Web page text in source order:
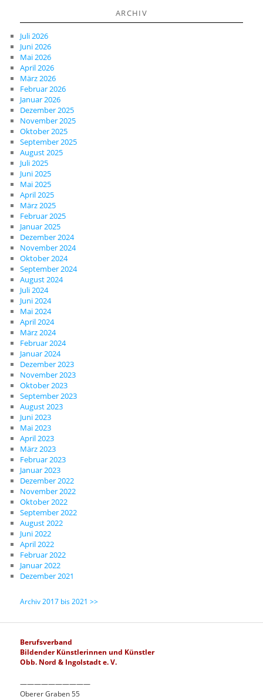
ARCHIV
Juli 2026
Juni 2026
Mai 2026
April 2026
März 2026
Februar 2026
Januar 2026
Dezember 2025
November 2025
Oktober 2025
September 2025
August 2025
Juli 2025
Juni 2025
Mai 2025
April 2025
März 2025
Februar 2025
Januar 2025
Dezember 2024
November 2024
Oktober 2024
September 2024
August 2024
Juli 2024
Juni 2024
Mai 2024
April 2024
März 2024
Februar 2024
Januar 2024
Dezember 2023
November 2023
Oktober 2023
September 2023
August 2023
Juni 2023
Mai 2023
April 2023
März 2023
Februar 2023
Januar 2023
Dezember 2022
November 2022
Oktober 2022
September 2022
August 2022
Juni 2022
April 2022
Februar 2022
Januar 2022
Dezember 2021
Archiv 2017 bis 2021 >>
Berufsverband
Bildender Künstlerinnen und Künstler
Obb. Nord & Ingolstadt e. V.
——————————
Oberer Graben 55